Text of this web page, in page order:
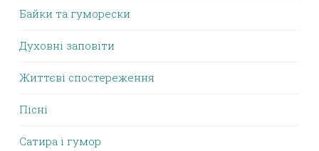
Байки та гуморески
Духовні заповіти
Життєві спостереження
Пісні
Сатира і гумор